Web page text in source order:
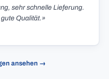
sehr schnelle Lieferung.
Qualität.»
ansehen →